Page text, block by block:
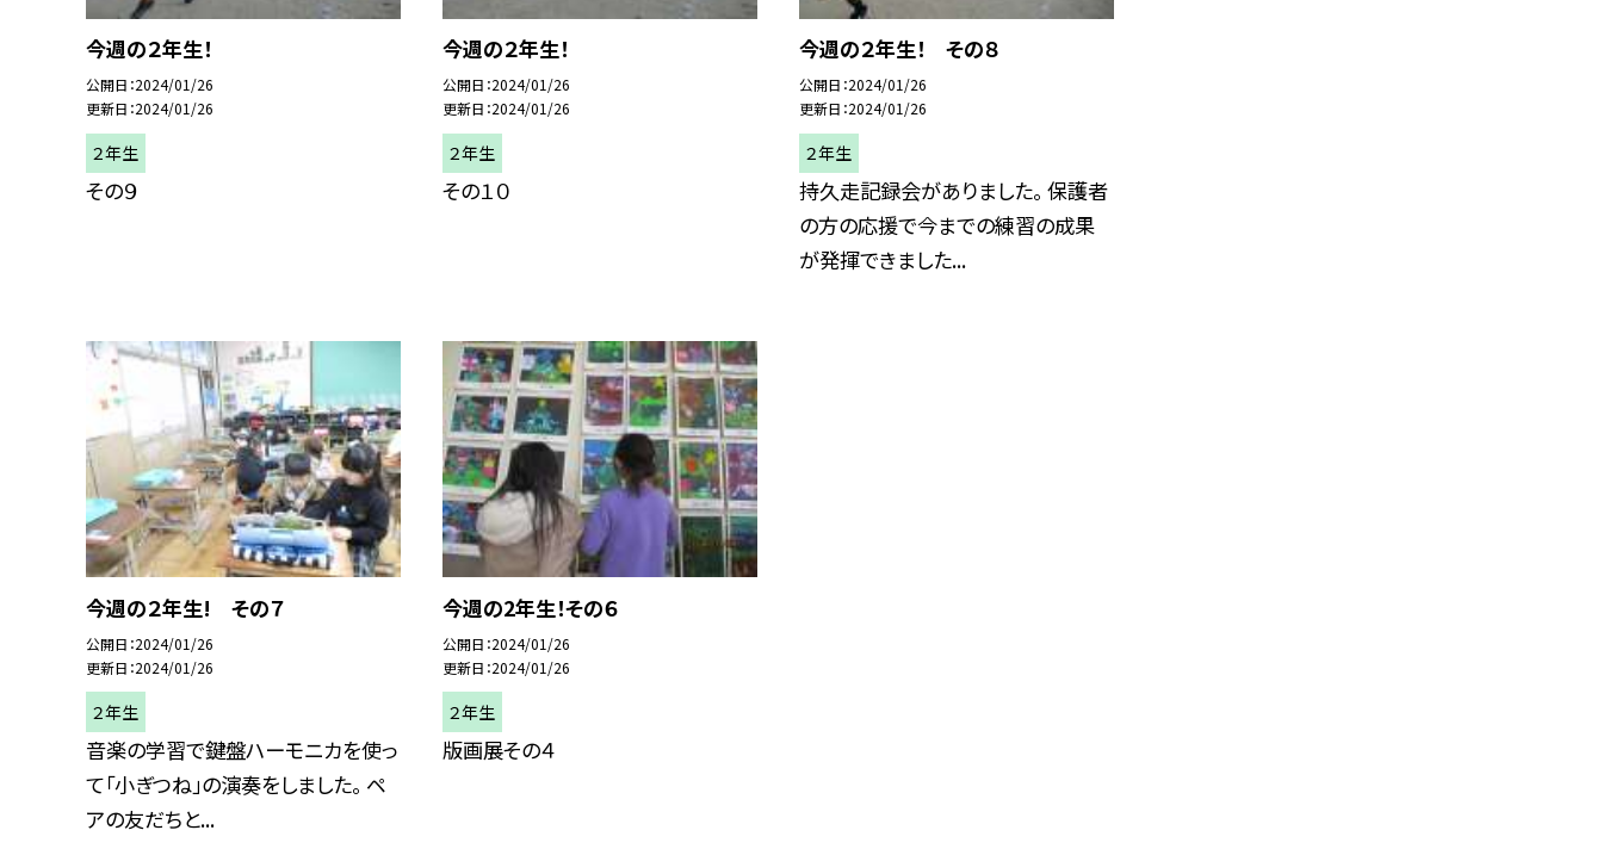
今週の２年生！
公開日 2024/01/26
更新日 2024/01/26
２年生
その９
今週の２年生！
公開日 2024/01/26
更新日 2024/01/26
２年生
その１０
今週の２年生！ その８
公開日 2024/01/26
更新日 2024/01/26
２年生
持久走記録会がありました。 保護者
の方の応援で今までの練習の成果
が発揮できました...
今週の２年生! その７
公開日 2024/01/26
更新日 2024/01/26
２年生
音楽の学習で鍵盤ハーモニカを使っ
て「小ぎつね」の演奏をしました。 ペ
アの友だちと...
今週の2年生！その６
公開日 2024/01/26
更新日 2024/01/26
２年生
版画展その４